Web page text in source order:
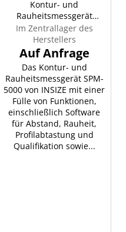
Kontur- und
Rauheitsmessgerät
SPM-5000 INSIZE
Im Zentrallager des
Herstellers
Das Kontur- und
Rauheitsmessgerät SPM-
5000 von INSIZE mit einer
Fülle von Funktionen,
einschließlich Software
für Abstand, Rauheit,
Profilabtastung und
Qualifikation sowie...